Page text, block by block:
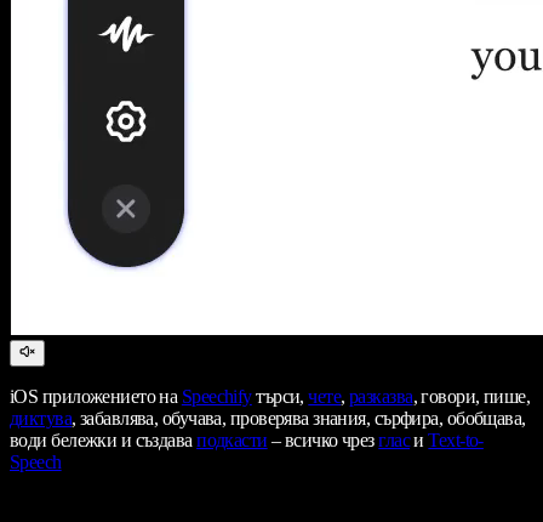
iOS приложението на Speechifyтърси,чете, разказва, говори, пише,
диктува, забавлява, обучава, проверява знания, сърфира, обобщава,
води бележки и създаваподкасти – всичко чрезгласиText-to-
Speech